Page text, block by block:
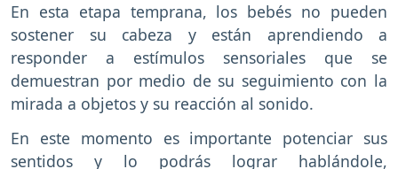
En esta etapa temprana, los bebés no pueden
sostener su cabeza y están aprendiendo a
responder a estímulos sensoriales que se
demuestran por medio de su seguimiento con la
mirada a objetos y su reacción al sonido.
En este momento es importante potenciar sus
sentidos y lo podrás lograr hablándole,